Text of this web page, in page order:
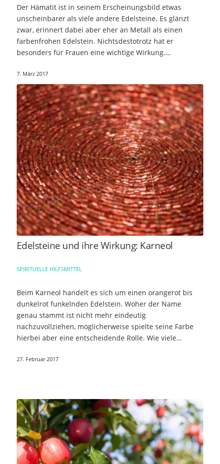
Der Hämatit ist in seinem Erscheinungsbild etwas
unscheinbarer als viele andere Edelsteine. Es glänzt
zwar, erinnert dabei aber eher an Metall als einen
farbenfrohen Edelstein. Nichtsdestotrotz hat er
besonders für Frauen eine wichtige Wirkung.…
7. März 2017
Edelsteine und ihre Wirkung: Karneol
SPIRITUELLE HILFSMITTEL
Beim Karneol handelt es sich um einen orangerot bis
dunkelrot funkelnden Edelstein. Woher der Name
genau stammt ist nicht mehr eindeutig
nachzuvollziehen, möglicherweise spielte seine Farbe
hierbei aber eine entscheidende Rolle. Wie viele
27. Februar 2017